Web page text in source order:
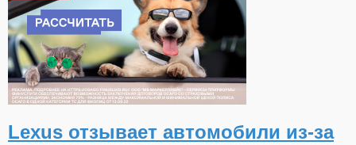
Lexus отзывает автомобили из-за